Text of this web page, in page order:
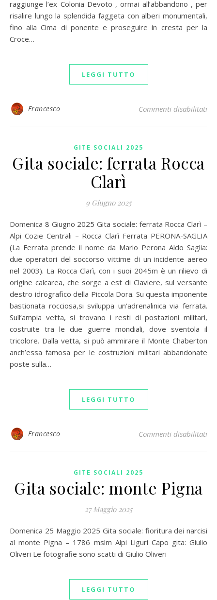
raggiunge l’ex Colonia Devoto , ormai all’abbandono , per
risalire lungo la splendida faggeta con alberi monumentali,
fino alla Cima di ponente e proseguire in cresta per la
Croce…
LEGGI TUTTO
Francesco Commenti disabilitatisu
GITE SOCIALI 2025
Gita sociale: ferrata Rocca
Clarì
9 Giugno 2025
Domenica 8 Giugno 2025 Gita sociale: ferrata Rocca Clarì –
Alpi Cozie Centrali – Rocca Clarì Ferrata PERONA-SAGLIA
(La Ferrata prende il nome da Mario Perona Aldo Saglia:
due operatori del soccorso vittime di un incidente aereo
nel 2003). La Rocca Clarì, con i suoi 2045m è un rilievo di
origine calcarea, che sorge a est di Claviere, sul versante
destro idrografico della Piccola Dora. Su questa imponente
bastionata rocciosa,si sviluppa un’adrenalinica via ferrata.
Sull’ampia vetta, si trovano i resti di postazioni militari,
costruite tra le due guerre mondiali, dove sventola il
tricolore. Dalla vetta, si può ammirare il Monte Chaberton
anch’essa famosa per le costruzioni militari abbandonate
poste sulla…
LEGGI TUTTO
Francesco Commenti disabilitatisu
GITE SOCIALI 2025
Gita sociale: monte Pigna
27 Maggio 2025
Domenica 25 Maggio 2025 Gita sociale: fioritura dei narcisi
al monte Pigna – 1786 mslm Alpi Liguri Capo gita: Giulio
Oliveri Le fotografie sono scatti di Giulio Oliveri
LEGGI TUTTO